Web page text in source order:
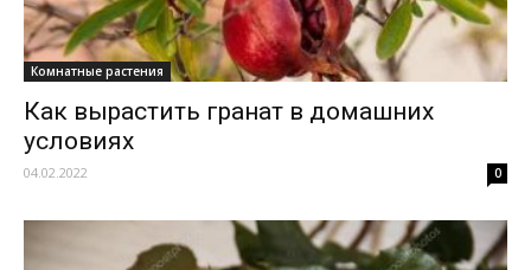
Комнатные растения
Как вырастить гранат в домашних
условиях
04.02.2022 0